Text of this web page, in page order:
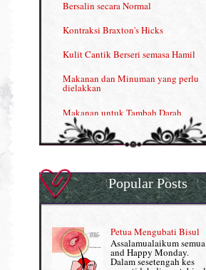
Nutrisi untuk Ikhtiar Hamil
OMEGA GUARD
Omega Guard: EPA & DHA for kids
OSTEMATRIX
Pantang Larang dalam Pengambilan
Vitamin
Penjagaan Rambut: Prosante Hair Care
Persediaan Haji & Umrah
Bersalin secara Normal
Kontraksi Braxton's Hicks
Kulit Cantik Berseri semasa Hamil
Makanan dan Minuman yang perlu
dielakkan
Makanan untuk Tambah Darah
Masalah HB rendah?
Normal VS Czer
Pemakanan Semasa Hamil
Penyusuan Bayi
Perkembangan Minda Bayi
Popular Posts
Petua Mengubati Bisul
Assalamualaikum semua
and Happy Monday.
Dalam sesetengah kes